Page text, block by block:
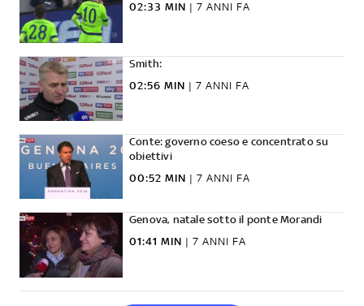
02:33 MIN | 7 ANNI FA
Smith:
02:56 MIN | 7 ANNI FA
Conte: governo coeso e concentrato su
obiettivi
00:52 MIN | 7 ANNI FA
Genova, natale sotto il ponte Morandi
01:41 MIN | 7 ANNI FA